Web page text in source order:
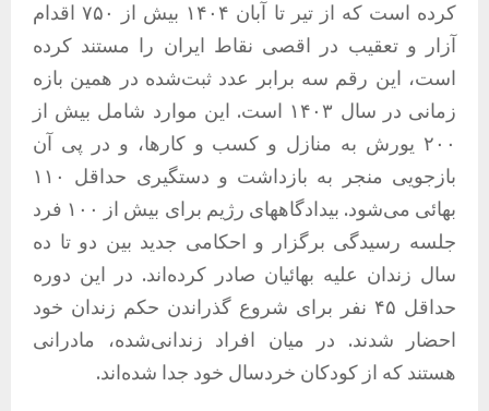
کرده است که از تیر تا آبان ۱۴۰۴ بیش از ۷۵۰ اقدام
آزار و تعقیب در اقصی نقاط ایران را مستند کرده
است، این رقم سه برابر عدد ثبت‌شده در همین بازه
زمانی در سال ۱۴۰۳ است
. این موارد شامل بیش از
۲۰۰ یورش به منازل و کسب و کارها، و در پی آن
بازجویی منجر به بازداشت و دستگیری حداقل ۱۱۰
بهائی می‌شود.
بیدادگاههای رژیم برای بیش از ۱۰۰ فرد
جلسه رسیدگی برگزار و احکامی جدید بین دو تا ده
سال زندان علیه بهائیان صادر کرده‌اند. در این دوره
حداقل ۴۵ نفر برای شروع گذراندن حکم زندان خود
احضار شدند. در میان افراد زندانی‌شده، مادرانی
هستند که از کودکان خردسال خود جدا شده‌اند.